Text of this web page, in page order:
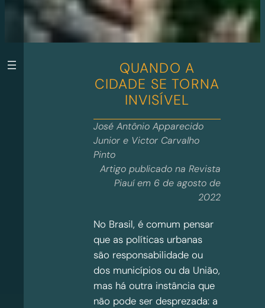
QUANDO A
CIDADE SE TORNA
INVISÍVEL
José Antônio Apparecido
Junior e Victor Carvalho
Pinto
Artigo publicado na Revista
Piauí em 6 de agosto de
2022
No Brasil, é comum pensar
que as políticas urbanas
são responsabilidade ou
dos municípios ou da União,
mas há outra instância que
não pode ser desprezada: a